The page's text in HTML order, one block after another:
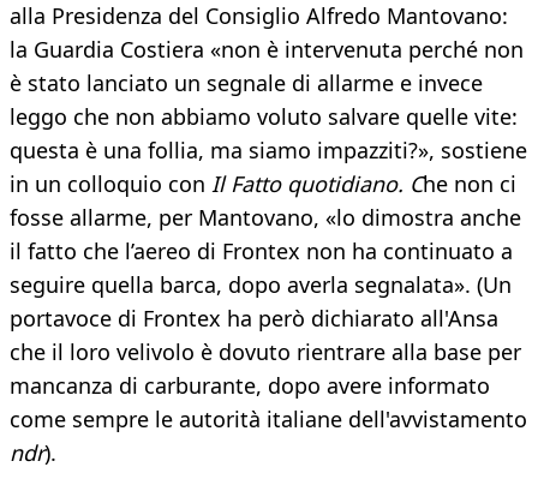
alla Presidenza del Consiglio Alfredo Mantovano:
la Guardia Costiera «non è intervenuta perché non
è stato lanciato un segnale di allarme e invece
leggo che non abbiamo voluto salvare quelle vite:
questa è una follia, ma siamo impazziti?», sostiene
in un colloquio con Il Fatto quotidiano. Che non ci
fosse allarme, per Mantovano, «lo dimostra anche
il fatto che l’aereo di Frontex non ha continuato a
seguire quella barca, dopo averla segnalata». (Un
portavoce di Frontex ha però dichiarato all'Ansa
che il loro velivolo è dovuto rientrare alla base per
mancanza di carburante, dopo avere informato
come sempre le autorità italiane dell'avvistamento
ndr).